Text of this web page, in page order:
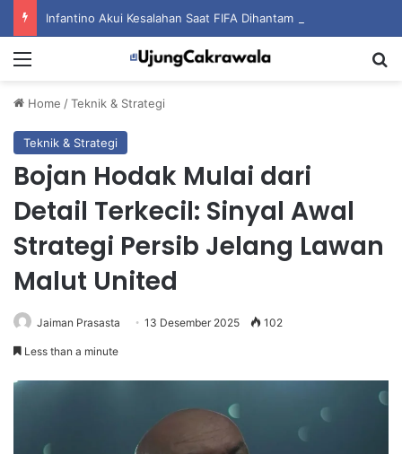
Home /Teknik & Strategi
Teknik & Strategi
Bojan Hodak Mulai dari
Detail Terkecil: Sinyal Awal
Strategi Persib Jelang Lawan
Malut United
Jaiman Prasasta 13 Desember 2025 102
Less than a minute